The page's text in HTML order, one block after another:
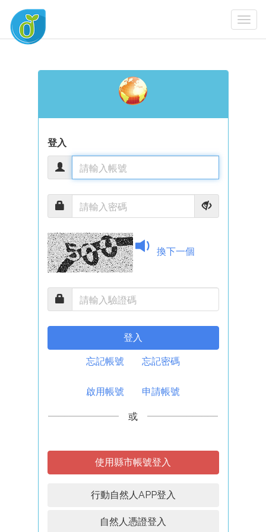
登入
換下一個
登入
忘記帳號 忘記密碼
啟用帳號 申請帳號
或
使用縣市帳號登入
行動自然人APP登入
自然人憑證登入